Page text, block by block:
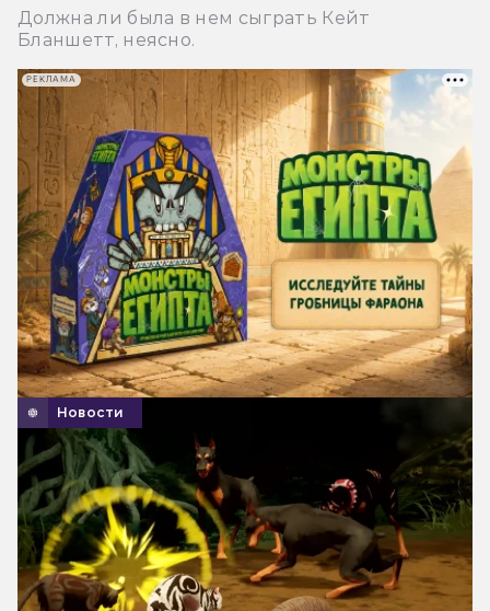
Должна ли была в нем сыграть Кейт
Бланшетт, неясно.
Новости
РЕКЛАМА